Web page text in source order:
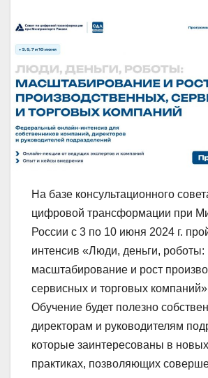
На базе консультационного
цифровой трансформации при
России с 3 по 10 июня 2024 г.
интенсив «Люди, деньги, роботы:
масштабирование и рост
сервисных и торговых
Обучение будет полезно
директорам и руководителям
которые заинтересованы в
практиках, позволяющих